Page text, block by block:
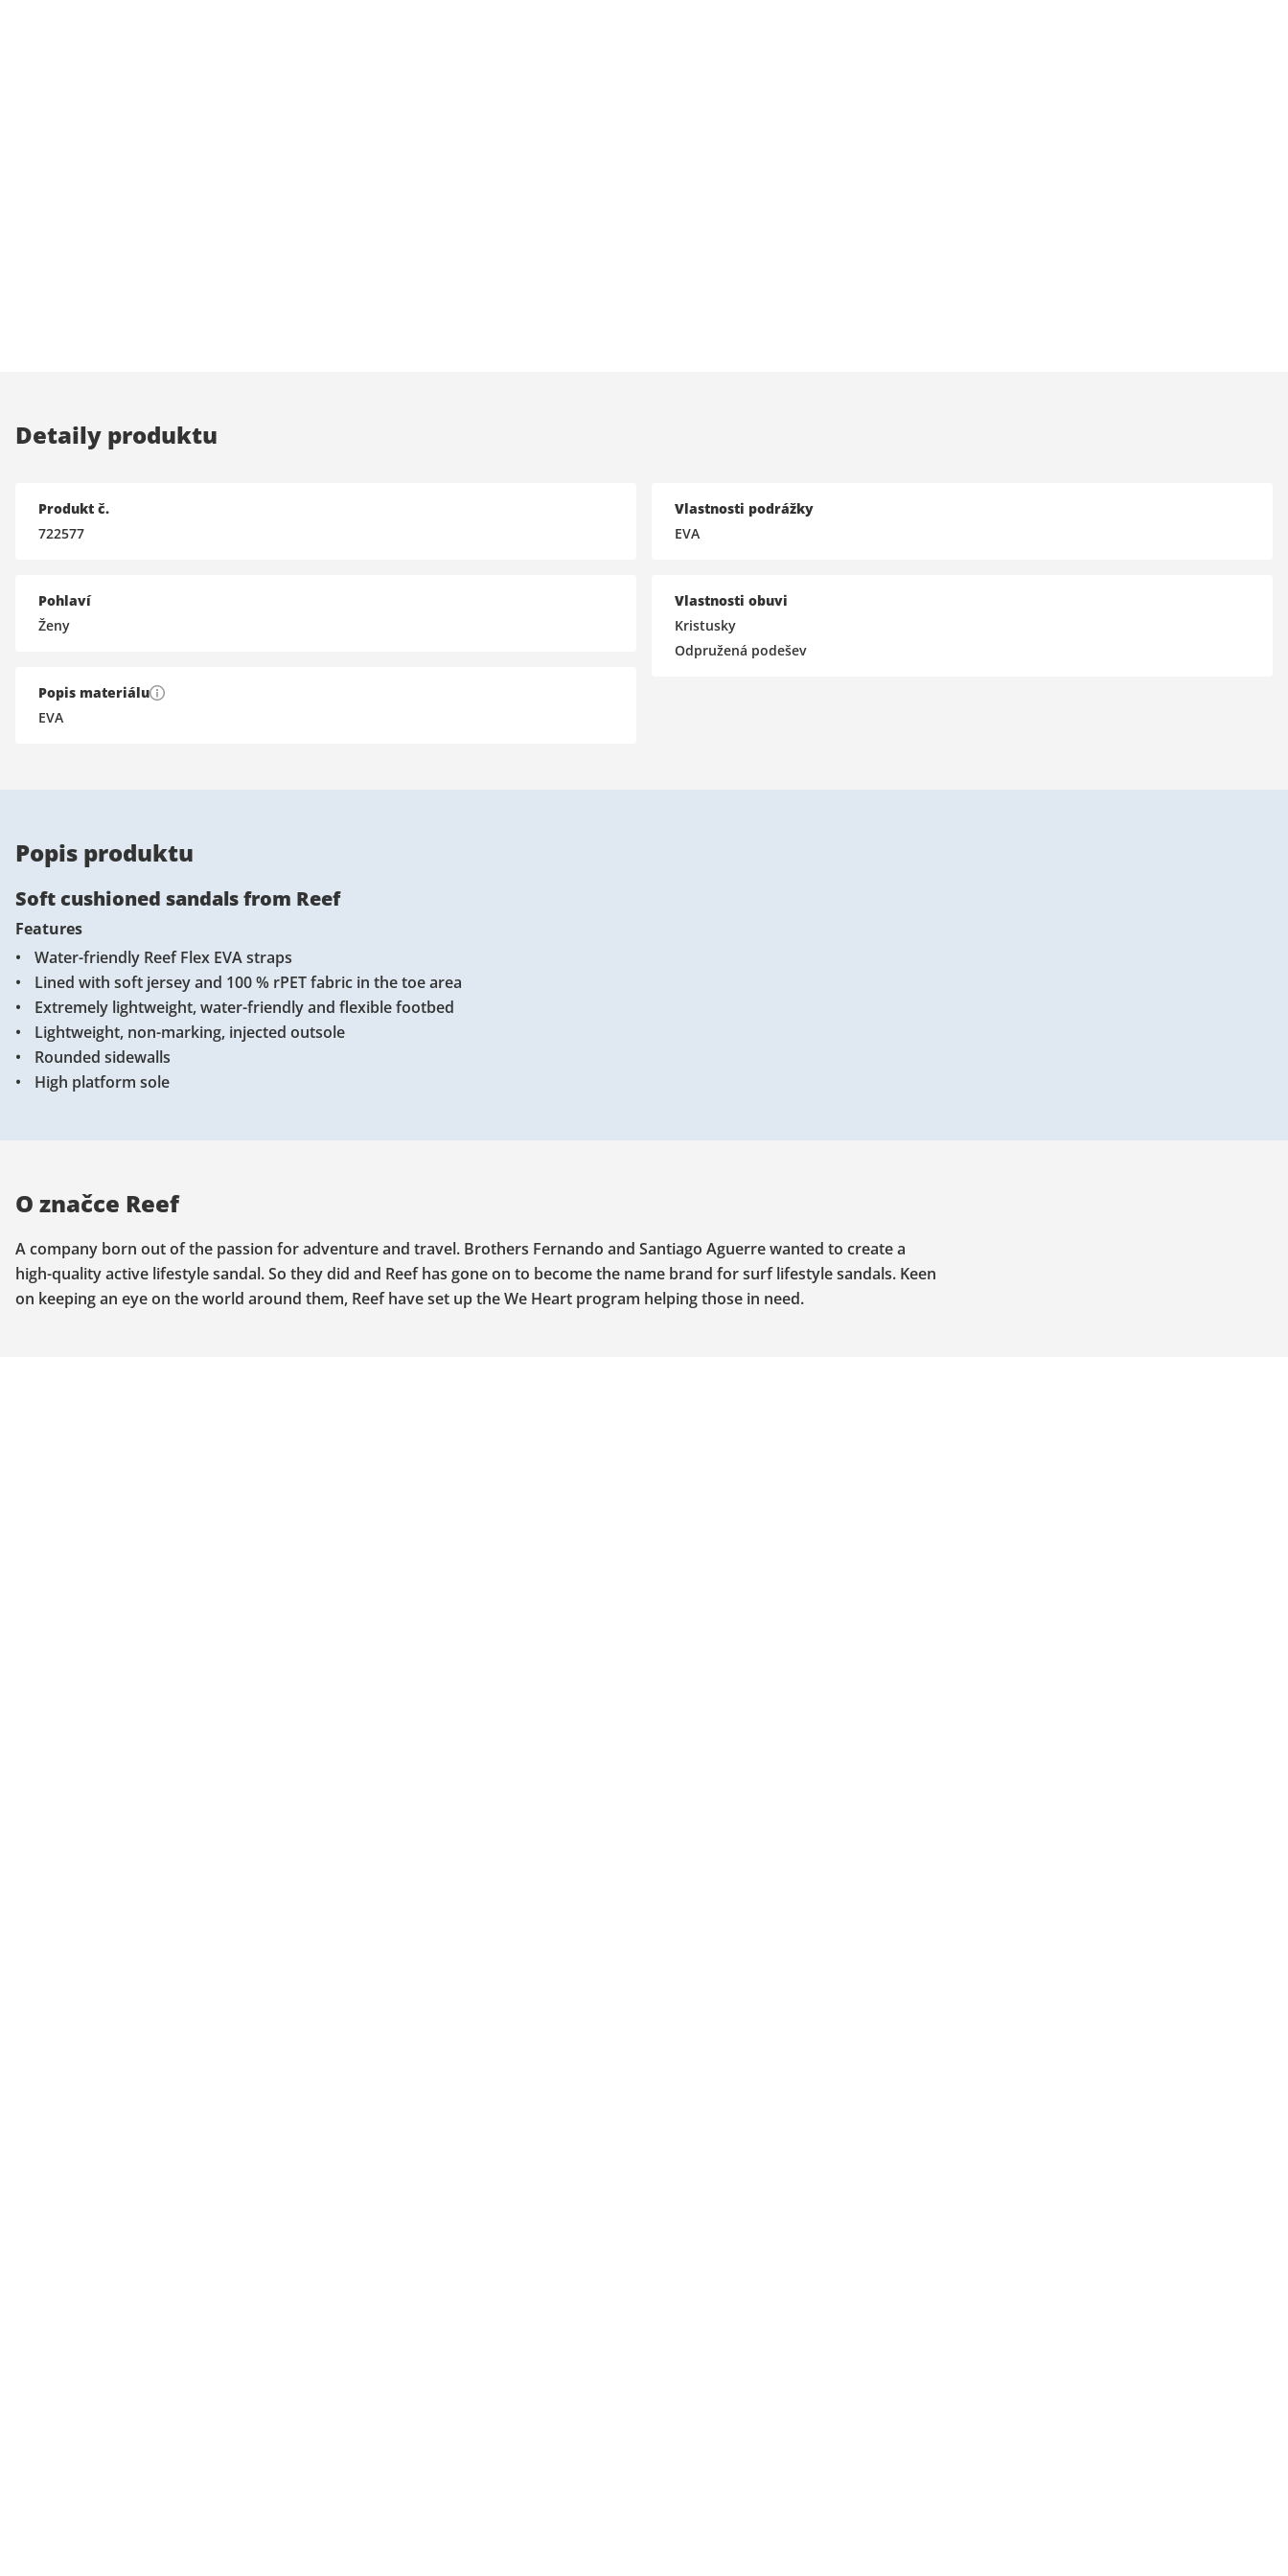
Detaily produktu
Produkt č.
722577
Pohlaví
Ženy
Popis materiálu
EVA
Vlastnosti podrážky
EVA
Vlastnosti obuvi
Kristusky
Odpružená podešev
Popis produktu
Soft cushioned sandals from Reef
Features
Water-friendly Reef Flex EVA straps
Lined with soft jersey and 100 % rPET fabric in the toe area
Extremely lightweight, water-friendly and flexible footbed
Lightweight, non-marking, injected outsole
Rounded sidewalls
High platform sole
O značce Reef
A company born out of the passion for adventure and travel. Brothers Fernando and Santiago Aguerre wanted to create a
high-quality active lifestyle sandal. So they did and Reef has gone on to become the name brand for surf lifestyle sandals. Keen
on keeping an eye on the world around them, Reef have set up the We Heart program helping those in need.